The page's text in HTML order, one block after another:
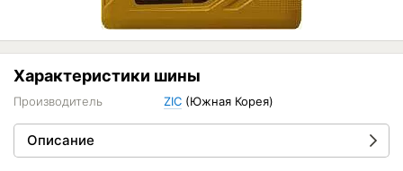
Характеристики шины
Производитель ZIC (Южная Корея)
Описание